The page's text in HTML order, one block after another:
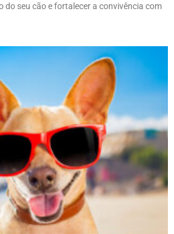
do seu cão e fortalecer a convivência com